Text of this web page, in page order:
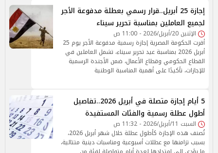
إجازة 25 أبريل..قرار رسمي بعطلة مدفوعة الأجر
لجميع العاملين بمناسبة تحرير سيناء
الإثنين 20/أبريل/2026 - 11:00 ص
أقرت الحكومة المصرية إجازة رسمية مدفوعة الأجر يوم 25
أبريل 2026 بمناسبة عيد تحرير سيناء، تشمل العاملين في
القطاع الحكومي وقطاع الأعمال، ضمن الأجندة الرسمية
للإجازات، تأكيدًا على أهمية المناسبة الوطنية
5 أيام إجازة متصلة في أبريل 2026..تفاصيل
أطول عطلة رسمية والفئات المستفيدة
السبت 11/أبريل/2026 - 11:32 ص
تُصنف هذه الإجازة كأطول عطلة خلال شهر أبريل 2026،
بسبب تزامنها مع عطلات أسبوعية ومناسبات دينية متتالية،